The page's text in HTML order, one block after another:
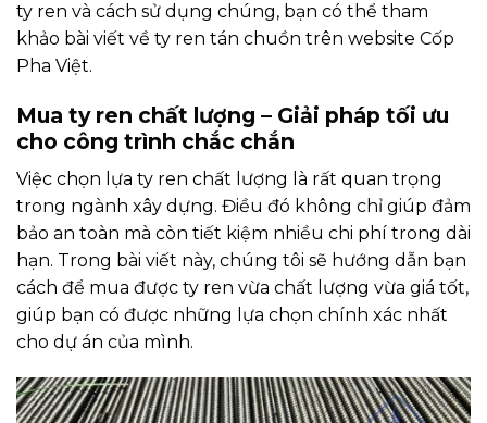
ty ren và cách sử dụng chúng, bạn có thể tham
khảo bài viết về ty ren tán chuồn trên website Cốp
Pha Việt.
Mua ty ren chất lượng – Giải pháp tối ưu
cho công trình chắc chắn
Việc chọn lựa ty ren chất lượng là rất quan trọng
trong ngành xây dựng. Điều đó không chỉ giúp đảm
bảo an toàn mà còn tiết kiệm nhiều chi phí trong dài
hạn. Trong bài viết này, chúng tôi sẽ hướng dẫn bạn
cách để mua được ty ren vừa chất lượng vừa giá tốt,
giúp bạn có được những lựa chọn chính xác nhất
cho dự án của mình.